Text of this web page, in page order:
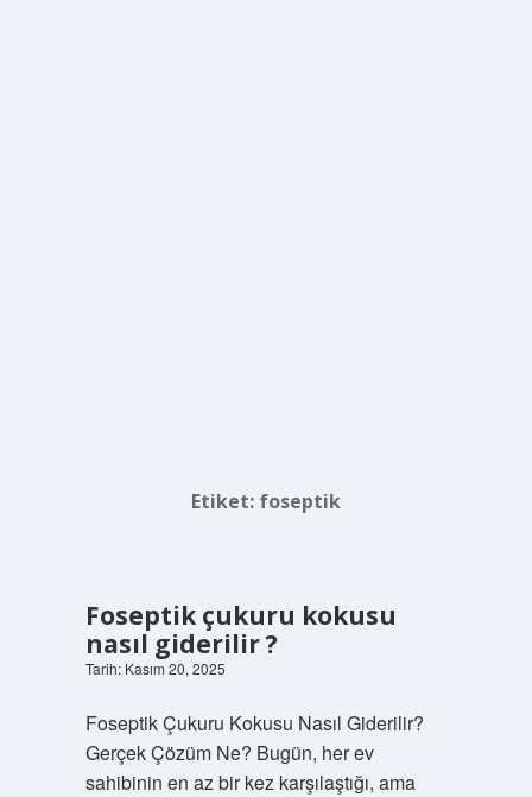
Etiket: foseptik
Foseptik çukuru kokusu
nasıl giderilir ?
Tarih: Kasım 20, 2025
Foseptik Çukuru Kokusu Nasıl Giderilir?
Gerçek Çözüm Ne? Bugün, her ev
sahibinin en az bir kez karşılaştığı, ama